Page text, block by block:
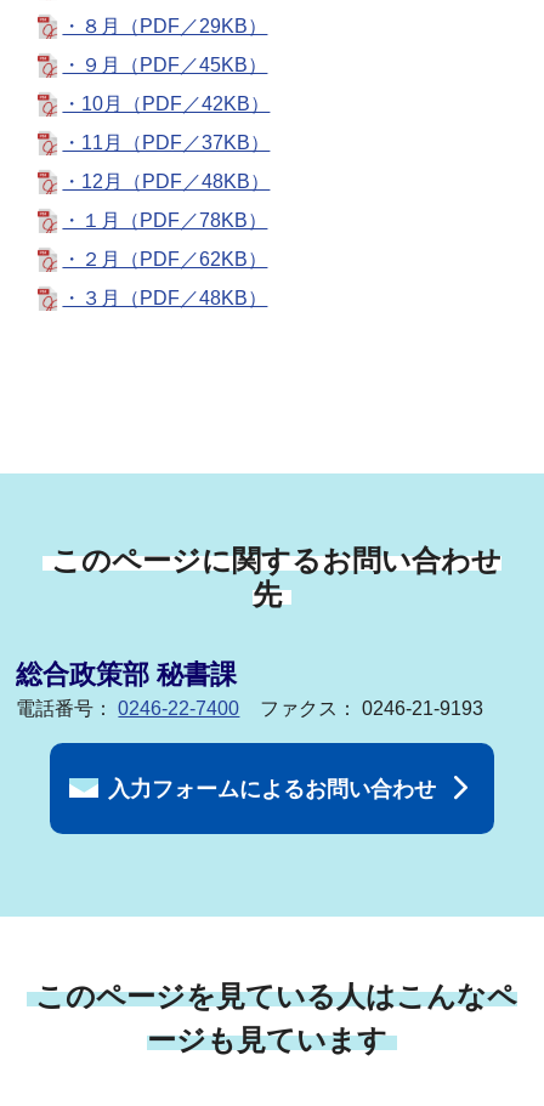
・８月（PDF／29KB）
・９月（PDF／45KB）
・10月（PDF／42KB）
・11月（PDF／37KB）
・12月（PDF／48KB）
・１月（PDF／78KB）
・２月（PDF／62KB）
・３月（PDF／48KB）
このページに関するお問い合わせ
先
総合政策部 秘書課
電話番号：0246-22-7400 ファクス： 0246-21-9193
入力フォームによるお問い合わせ
このページを見ている人はこんなペ
ージも見ています